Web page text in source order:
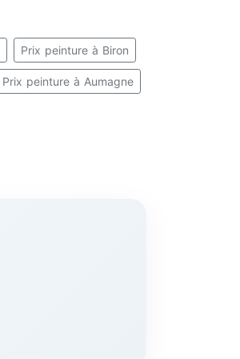
Prix peinture à Biron
Prix peinture à Aumagne